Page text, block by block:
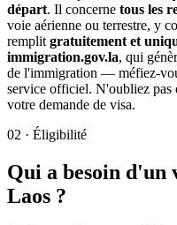
départ. Il concerne tous les
voie aérienne ou terrestre, y
remplit gratuitement et
immigration.gov.la, qui
de l'immigration — méfiez-
service officiel. N'oubliez pas
votre demande de visa.
02 · Éligibilité
Qui a besoin d'un
Laos ?